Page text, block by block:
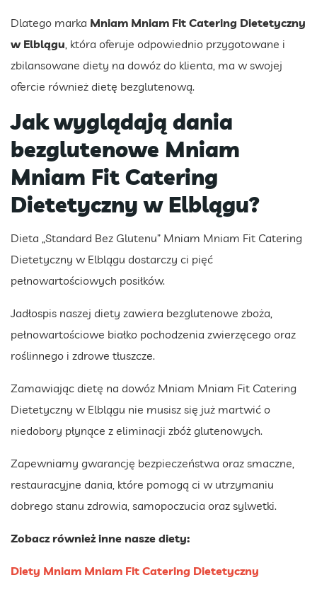
Dlatego marka Mniam Mniam Fit Catering Dietetyczny
w Elblągu, która oferuje odpowiednio przygotowane i
zbilansowane diety na dowóz do klienta, ma w swojej
ofercie również dietę bezglutenową.
Jak wyglądają dania
bezglutenowe Mniam
Mniam Fit Catering
Dietetyczny w Elblągu?
Dieta „Standard Bez Glutenu” Mniam Mniam Fit Catering
Dietetyczny w Elblągu dostarczy ci pięć
pełnowartościowych posiłków.
Jadłospis naszej diety zawiera bezglutenowe zboża,
pełnowartościowe białko pochodzenia zwierzęcego oraz
roślinnego i zdrowe tłuszcze.
Zamawiając dietę na dowóz Mniam Mniam Fit Catering
Dietetyczny w Elblągu nie musisz się już martwić o
niedobory płynące z eliminacji zbóż glutenowych.
Zapewniamy gwarancję bezpieczeństwa oraz smaczne,
restauracyjne dania, które pomogą ci w utrzymaniu
dobrego stanu zdrowia, samopoczucia oraz sylwetki.
Zobacz również inne nasze diety:
Diety Mniam Mniam Fit Catering Dietetyczny